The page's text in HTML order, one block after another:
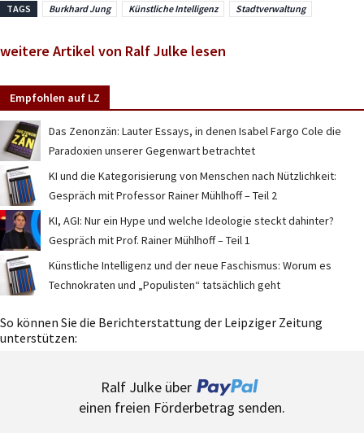
TAGS Burkhard Jung Künstliche Intelligenz Stadtverwaltung
weitere Artikel von Ralf Julke lesen
Empfohlen auf LZ
Das Zenonzän: Lauter Essays, in denen Isabel Fargo Cole die
Paradoxien unserer Gegenwart betrachtet
KI und die Kategorisierung von Menschen nach Nützlichkeit:
Gespräch mit Professor Rainer Mühlhoff – Teil 2
KI, AGI: Nur ein Hype und welche Ideologie steckt dahinter?
Gespräch mit Prof. Rainer Mühlhoff – Teil 1
Künstliche Intelligenz und der neue Faschismus: Worum es
Technokraten und „Populisten“ tatsächlich geht
So können Sie die Berichterstattung der Leipziger Zeitung
unterstützen:
Ralf Julke über
einen freien Förderbetrag senden.